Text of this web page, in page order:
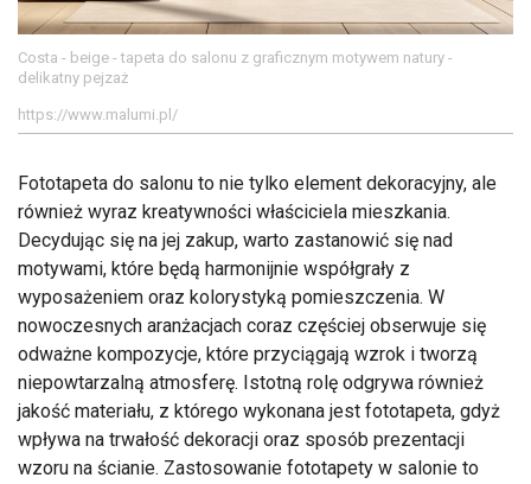
Costa - beige - tapeta do salonu z graficznym motywem natury -
delikatny pejzaż
https://www.malumi.pl/
Fototapeta do salonu to nie tylko element dekoracyjny, ale
również wyraz kreatywności właściciela mieszkania.
Decydując się na jej zakup, warto zastanowić się nad
motywami, które będą harmonijnie współgrały z
wyposażeniem oraz kolorystyką pomieszczenia. W
nowoczesnych aranżacjach coraz częściej obserwuje się
odważne kompozycje, które przyciągają wzrok i tworzą
niepowtarzalną atmosferę. Istotną rolę odgrywa również
jakość materiału, z którego wykonana jest fototapeta, gdyż
wpływa na trwałość dekoracji oraz sposób prezentacji
wzoru na ścianie. Zastosowanie fototapety w salonie to